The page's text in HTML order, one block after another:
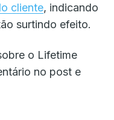
cliente, indicando
surtindo efeito.
o Lifetime
no post e